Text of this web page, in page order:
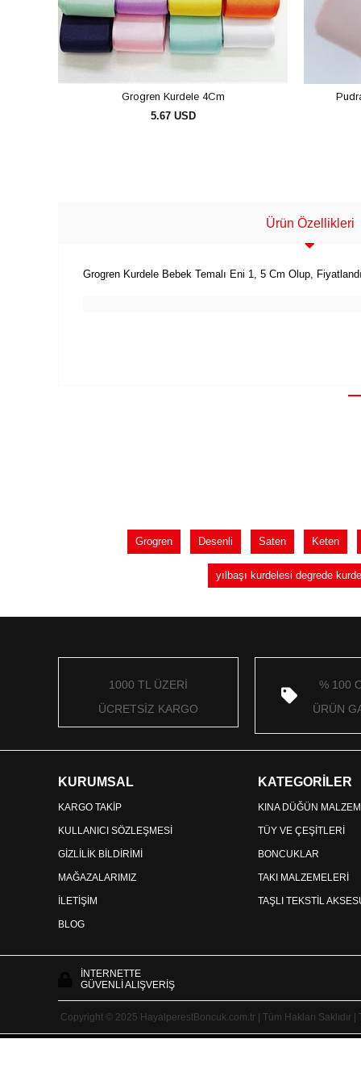
Grogren Kurdele 4Cm
5.67 USD
Ürün Özellikleri
Grogren Kurdele Bebek Temalı Eni 1, 5 Cm Olup,
Grogren Desenli Saten Keten
yılbaşı kurdelesi degrede
1000 TL ÜZERİ
ÜCRETSİZ KARGO
% 100
ÜRÜN
KURUMSAL
KARGO TAKİP
KULLANICI SÖZLEŞMESİ
GİZLİLİK BİLDİRİMİ
MAĞAZALARIMIZ
İLETİŞİM
BLOG
KATEGORİLER
KINA DÜĞÜN
TÜY VE ÇEŞİTLERİ
BONCUKLAR
TAKI MALZEMELERİ
TAŞLI TEKSTİL
İNTERNETTE
GÜVENLİ ALIŞVERİŞ
Copyright © 2025 HayalperestBoncuk.com.tr | Tüm Hakları Saklıdır |